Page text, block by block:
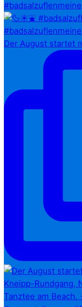
#badsalzuflenmeine
Der August startet